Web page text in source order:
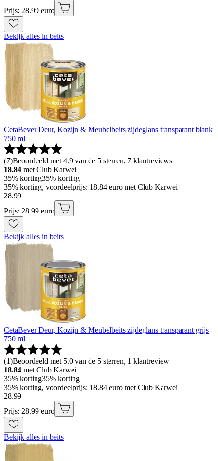
Prijs: 28.99 euro
Bekijk alles in beits
CetaBever Deur, Kozijn & Meubelbeits zijdeglans transparant blank
750 ml
(7)Beoordeeld met 4.9 van de 5 sterren, 7 klantreviews
18.84 met Club Karwei
35% korting35% korting
35% korting, voordeelprijs: 18.84 euro met Club Karwei
28.99
Prijs: 28.99 euro
Bekijk alles in beits
CetaBever Deur, Kozijn & Meubelbeits zijdeglans transparant grijs
750 ml
(1)Beoordeeld met 5.0 van de 5 sterren, 1 klantreview
18.84 met Club Karwei
35% korting35% korting
35% korting, voordeelprijs: 18.84 euro met Club Karwei
28.99
Prijs: 28.99 euro
Bekijk alles in beits